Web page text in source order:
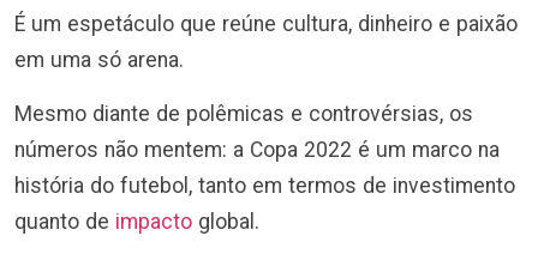
É um espetáculo que reúne cultura, dinheiro e paixão
em uma só arena.
Mesmo diante de polêmicas e controvérsias, os
números não mentem: a Copa 2022 é um marco na
história do futebol, tanto em termos de investimento
quanto de impacto global.